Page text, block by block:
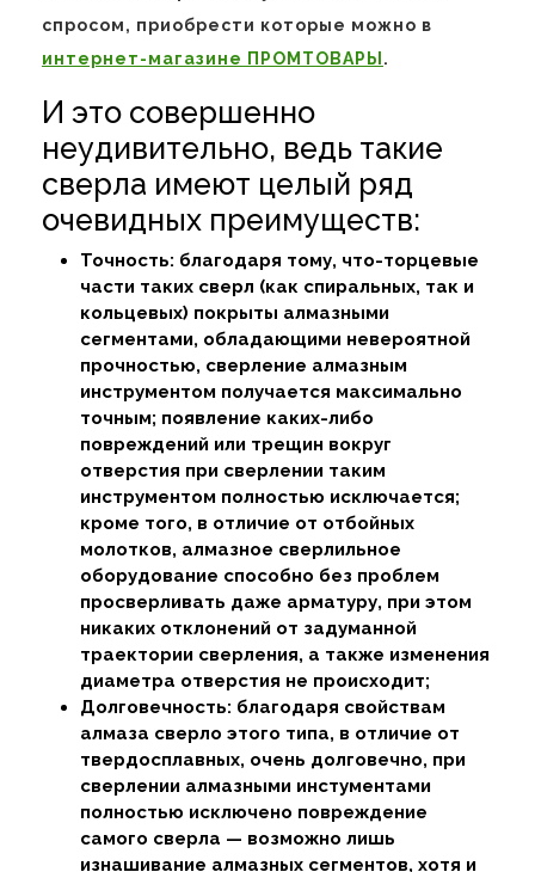
спросом, приобрести которые можно в
интернет-магазине ПРОМТОВАРЫ .
И это совершенно
неудивительно, ведь такие
сверла имеют целый ряд
очевидных преимуществ:
Точность: благодаря тому, что-торцевые
части таких сверл (как спиральных, так и
кольцевых) покрыты алмазными
сегментами, обладающими невероятной
прочностью, сверление алмазным
инструментом получается максимально
точным; появление каких-либо
повреждений или трещин вокруг
отверстия при сверлении таким
инструментом полностью исключается;
кроме того, в отличие от отбойных
молотков, алмазное сверлильное
оборудование способно без проблем
просверливать даже арматуру, при этом
никаких отклонений от задуманной
траектории сверления, а также изменения
диаметра отверстия не происходит;
Долговечность: благодаря свойствам
алмаза сверло этого типа, в отличие от
твердосплавных, очень долговечно, при
сверлении алмазными инстументами
полностью исключено повреждение
самого сверла — возможно лишь
изнашивание алмазных сегментов, хотя и